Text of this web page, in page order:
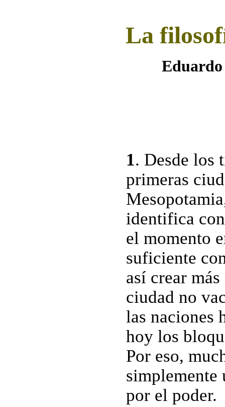
La
1. Desde los
primeras
identifica
el momento
suficiente
así crear
ciudad no
las naciones
hoy los
Por eso,
simplemente
por el poder.